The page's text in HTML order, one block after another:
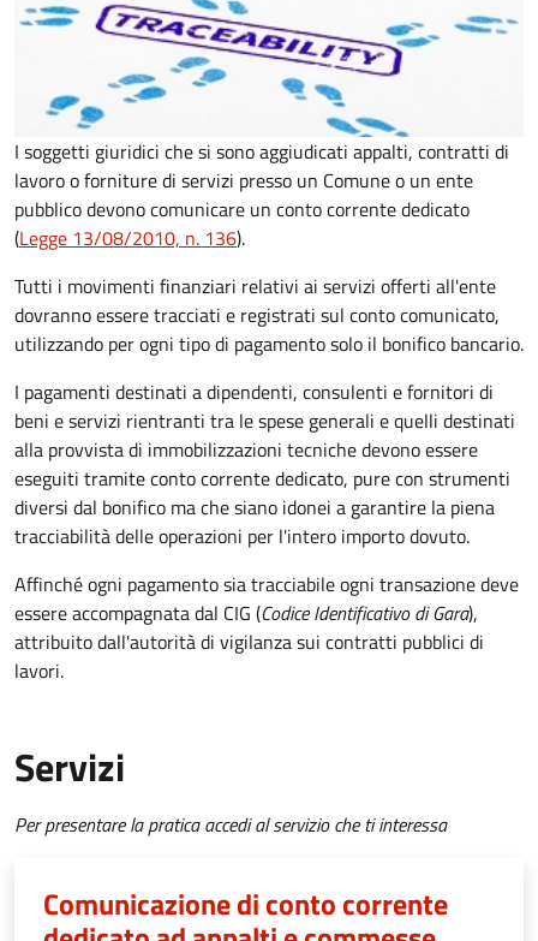
I soggetti giuridici che si sono aggiudicati appalti, contratti di
lavoro o forniture di servizi presso un Comune o un ente
pubblico devono comunicare un conto corrente dedicato
(Legge 13/08/2010, n. 136).
Tutti i movimenti finanziari relativi ai servizi offerti all'ente
dovranno essere tracciati e registrati sul conto comunicato,
utilizzando per ogni tipo di pagamento solo il bonifico bancario.
I pagamenti destinati a dipendenti, consulenti e fornitori di
beni e servizi rientranti tra le spese generali e quelli destinati
alla provvista di immobilizzazioni tecniche devono essere
eseguiti tramite conto corrente dedicato, pure con strumenti
diversi dal bonifico ma che siano idonei a garantire la piena
tracciabilità delle operazioni per l'intero importo dovuto.
Affinché ogni pagamento sia tracciabile ogni transazione deve
essere accompagnata dal CIG (Codice Identificativo di Gara),
attribuito dall'autorità di vigilanza sui contratti pubblici di
lavori.
Servizi
Per presentare la pratica accedi al servizio che ti interessa
Comunicazione di conto corrente